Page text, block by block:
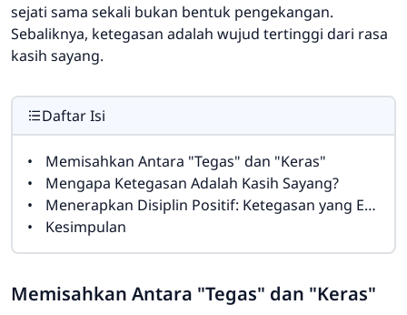
sejati sama sekali bukan bentuk pengekangan.
Sebaliknya, ketegasan adalah wujud tertinggi dari rasa
kasih sayang.
Daftar Isi
Memisahkan Antara "Tegas" dan "Keras"
Mengapa Ketegasan Adalah Kasih Sayang?
Menerapkan Disiplin Positif: Ketegasan yang Edukatif
Kesimpulan
Memisahkan Antara "Tegas" dan "Keras"